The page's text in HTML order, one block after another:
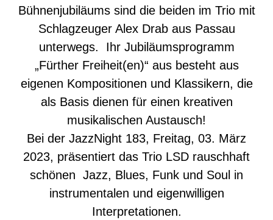
Bühnenjubiläums sind die beiden im Trio mit
Schlagzeuger Alex Drab aus Passau
unterwegs. Ihr Jubiläumsprogramm
„Fürther Freiheit(en)“ aus besteht aus
eigenen Kompositionen und Klassikern, die
als Basis dienen für einen kreativen
musikalischen Austausch!
Bei der JazzNight 183, Freitag, 03. März
2023, präsentiert das Trio LSD rauschhaft
schönen Jazz, Blues, Funk und Soul in
instrumentalen und eigenwilligen
Interpretationen.